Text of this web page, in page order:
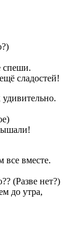
спеши.
сладостей!
удивительно.
все вместе.
(Разве нет?)
до утра,